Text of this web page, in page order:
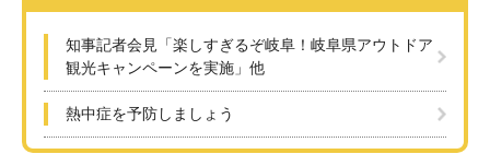
知事記者会見「楽しすぎるぞ岐阜！岐阜県アウトドア
観光キャンペーンを実施」他
熱中症を予防しましょう